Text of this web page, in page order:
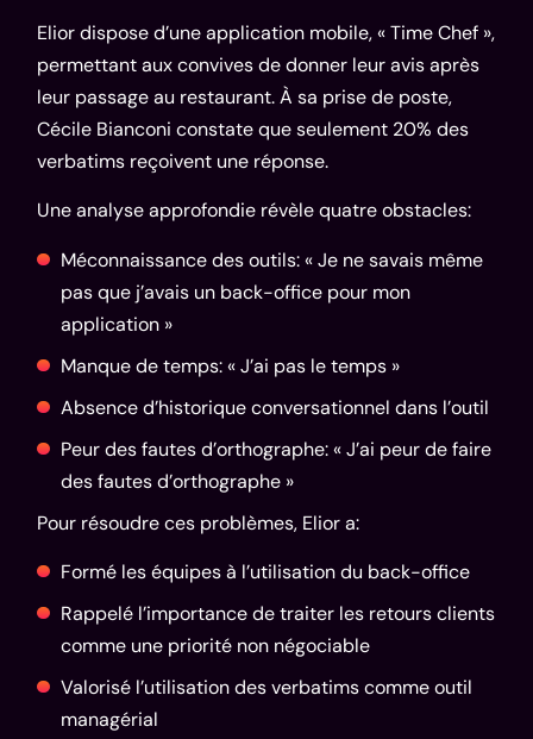
Elior dispose d’une application mobile, « Time Chef »,
permettant aux convives de donner leur avis après
leur passage au restaurant. À sa prise de poste,
Cécile Bianconi constate que seulement 20% des
verbatims reçoivent une réponse.
Une analyse approfondie révèle quatre obstacles:
Méconnaissance des outils: « Je ne savais même
pas que j’avais un back-office pour mon
application »
Manque de temps: « J’ai pas le temps »
Absence d’historique conversationnel dans l’outil
Peur des fautes d’orthographe: « J’ai peur de faire
des fautes d’orthographe »
Pour résoudre ces problèmes, Elior a:
Formé les équipes à l’utilisation du back-office
Rappelé l’importance de traiter les retours clients
comme une priorité non négociable
Valorisé l’utilisation des verbatims comme outil
managérial